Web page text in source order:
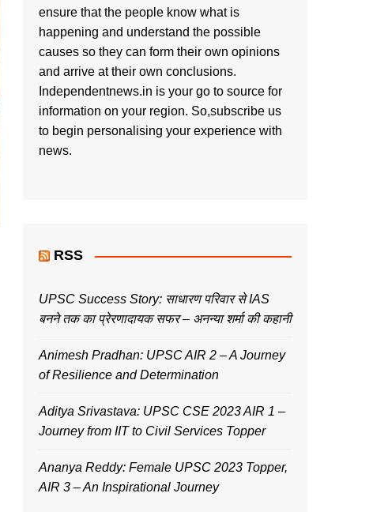
ensure that the people know what is
happening and understand the possible
causes so they can form their own opinions
and arrive at their own conclusions.
Independentnews.in is your go to source for
information on your region. So,subscribe us
to begin personalising your experience with
news.
RSS
UPSC Success Story: साधारण परिवार से IAS
बनने तक का प्रेरणादायक सफर – अनन्या शर्मा की कहानी
Animesh Pradhan: UPSC AIR 2 – A Journey
of Resilience and Determination
Aditya Srivastava: UPSC CSE 2023 AIR 1 –
Journey from IIT to Civil Services Topper
Ananya Reddy: Female UPSC 2023 Topper,
AIR 3 – An Inspirational Journey